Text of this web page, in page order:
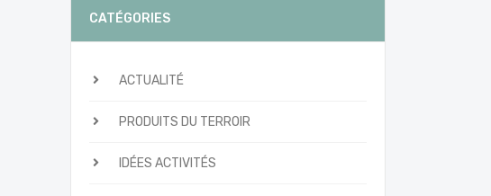
CATÉGORIES
ACTUALITÉ
PRODUITS DU TERROIR
IDÉES ACTIVITÉS